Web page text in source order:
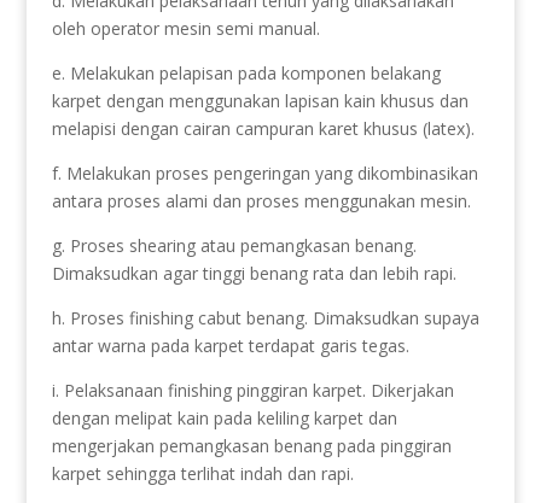
oleh operator mesin semi manual.
e. Melakukan pelapisan pada komponen belakang
karpet dengan menggunakan lapisan kain khusus dan
melapisi dengan cairan campuran karet khusus (latex).
f. Melakukan proses pengeringan yang dikombinasikan
antara proses alami dan proses menggunakan mesin.
g. Proses shearing atau pemangkasan benang.
Dimaksudkan agar tinggi benang rata dan lebih rapi.
h. Proses finishing cabut benang. Dimaksudkan supaya
antar warna pada karpet terdapat garis tegas.
i. Pelaksanaan finishing pinggiran karpet. Dikerjakan
dengan melipat kain pada keliling karpet dan
mengerjakan pemangkasan benang pada pinggiran
karpet sehingga terlihat indah dan rapi.